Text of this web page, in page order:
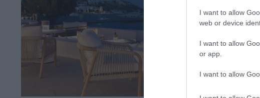
I want to allow
web or device
I want to allow
or app.
I want to allow